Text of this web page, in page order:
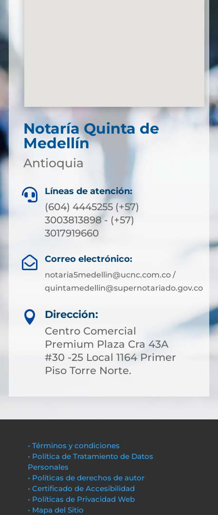
Notaría Quinta de
Medellín
Antioquia
 Líneas de atención:
(604) 4445255 (+57)
3003813898 - (+57)
3017919660
 Correo electrónico:
notaria5medellin@ucnc.com.co /
quintamedellin@supernotariado.gov.co

Dirección:
Centro Comercial
Premium Plaza Cra 43A
#30 -25 Local 1164 Primer
Piso Torre Norte.
• Términos y condiciones
• Política de Tratamiento de Datos
Personales
• Políticas de derechos de autor
• Certificado de Accesibilidad
• Políticas de Privacidad Web
• Mapa del Sitio